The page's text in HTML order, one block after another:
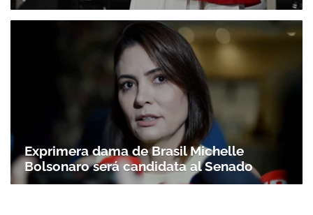
Exprimera dama de Brasil Michelle
Bolsonaro será candidata al Senado